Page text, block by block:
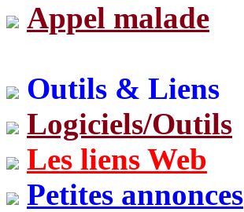
Appel malade
Outils & Liens
Logiciels/Outils
Les liens Web
Petites annonces